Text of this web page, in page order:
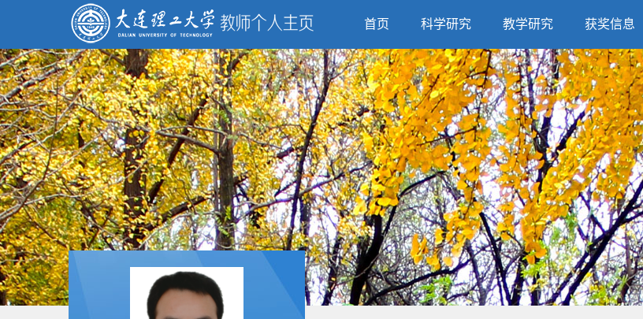
首页 科学研究 教学研究 获奖信息